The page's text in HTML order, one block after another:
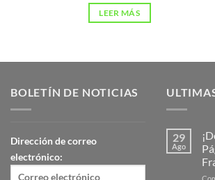
LEER MÁS
BOLETÍN DE NOTICIAS
Dirección de correo
electrónico:
29
Ago